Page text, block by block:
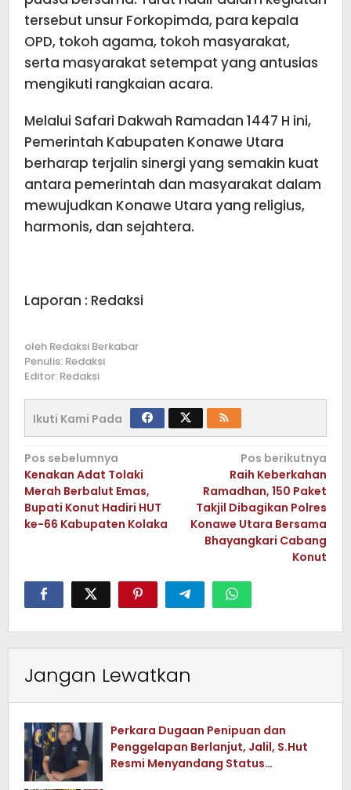
tersebut unsur Forkopimda, para kepala
OPD, tokoh agama, tokoh masyarakat,
serta masyarakat setempat yang antusias
mengikuti rangkaian acara.
Melalui Safari Dakwah Ramadan 1447 H ini,
Pemerintah Kabupaten Konawe Utara
berharap terjalin sinergi yang semakin kuat
antara pemerintah dan masyarakat dalam
mewujudkan Konawe Utara yang religius,
harmonis, dan sejahtera.
Laporan : Redaksi
oleh Redaksi Berkabar
Penulis: Redaksi
Editor: Redaksi
Ikuti Kami Pada
Navigasi
pos
Pos sebelumnya
Kenakan Adat Tolaki
Merah Berbalut Emas,
Bupati Konut Hadiri HUT
ke-66 Kabupaten Kolaka
Pos berikutnya
Raih Keberkahan
Ramadhan, 150 Paket
Takjil Dibagikan Polres
Konawe Utara Bersama
Bhayangkari Cabang
Konut
Jangan Lewatkan
Perkara Dugaan Penipuan dan
Penggelapan Berlanjut, Jalil, S.Hut
Resmi Menyandang Status